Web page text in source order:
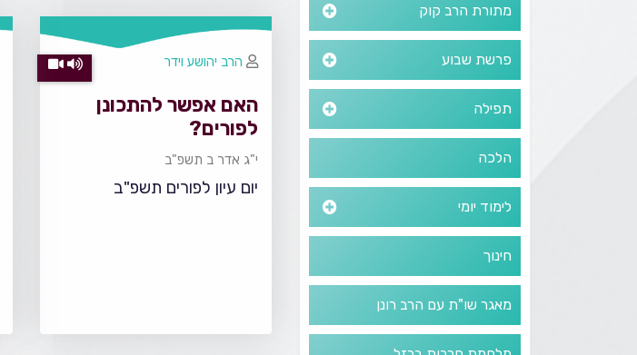
מתורת הרב קוק
פרשת שבוע
תפילה
הלכה
לימוד יומי
חינוך
מאגר שו"ת עם הרב רונן
האם אפשר להתכונן
לפורים?
י"ג אדר ב תשפ"ב
יום עיון לפורים תשפ"ב
הרב יהושע וידר